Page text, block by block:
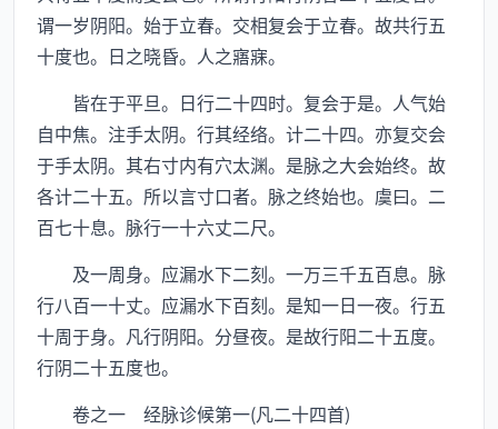
谓一岁阴阳。始于立春。交相复会于立春。故共行五
十度也。日之晓昏。人之寤寐。
皆在于平旦。日行二十四时。复会于是。人气始
自中焦。注手太阴。行其经络。计二十四。亦复交会
于手太阴。其右寸内有穴太渊。是脉之大会始终。故
各计二十五。所以言寸口者。脉之终始也。虞曰。二
百七十息。脉行一十六丈二尺。
及一周身。应漏水下二刻。一万三千五百息。脉
行八百一十丈。应漏水下百刻。是知一日一夜。行五
十周于身。凡行阴阳。分昼夜。是故行阳二十五度。
行阴二十五度也。
卷之一 经脉诊候第一(凡二十四首)